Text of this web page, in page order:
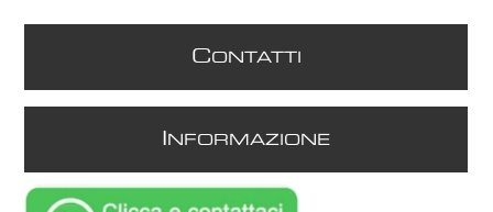
CONTATTI
NFORMAZIONE